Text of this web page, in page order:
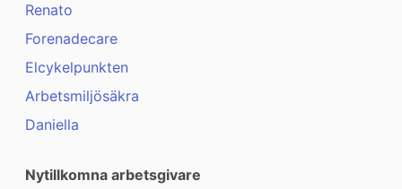
Renato
Forenadecare
Elcykelpunkten
Arbetsmiljösäkra
Daniella
Nytillkomna arbetsgivare